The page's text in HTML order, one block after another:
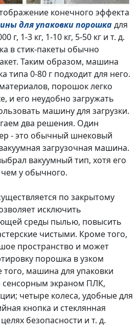
конечного эффекта
для упаковки порошкадля
г, 1-3 кг, 1-10 кг, 5-50 кг и т. д.
в стик-пакеты обычно
Таким образом, машина
типа 0-80 г подходит для него.
порошок легко
и его неудобно загружать
машину для загрузки.
два решения. Один
- это обычный шнековый
загрузочная машина.
вакуумный тип, хотя его
у обычного.
по закрытому
исключить
среды пылью, повысить
чистыми. Кроме того,
пространство и может
порошка в узком
того, машина для упаковки
экраном ПЛК,
четыре колеса, удобные для
кнопка и стеклянная
безопасности и т. д.